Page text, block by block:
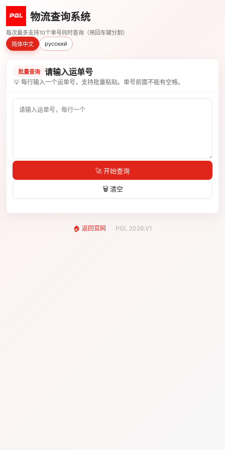
物流查询系统
每次最多支持10个单号同时查询（用回车键分割）
简体中文
русский
批量查询 请输入运单号
💡 每行输入一个运单号，支持批量粘贴。单号前面不能有空格。
🚀 开始查询
🗑️ 清空
🏠 返回官网 PGL 2026.V1